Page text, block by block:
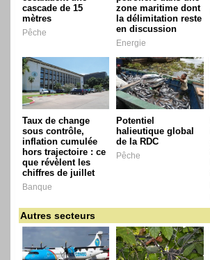
cascade de 15
mètres
Pêche
zone maritime dont
la délimitation reste
en discussion
Energie
Taux de change
sous contrôle,
inflation cumulée
hors trajectoire : ce
que révèlent les
chiffres de juillet
Banque
Potentiel
halieutique global
de la RDC
Pêche
Autres secteurs